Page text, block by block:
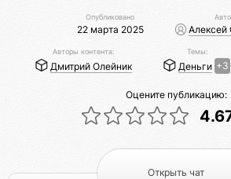
Опубликовано
22 марта 2025 Алексей
Авторы контента:
Дмитрий Олейник
Темы:
Деньги +3
Оцените публикацию:
Открыть чат